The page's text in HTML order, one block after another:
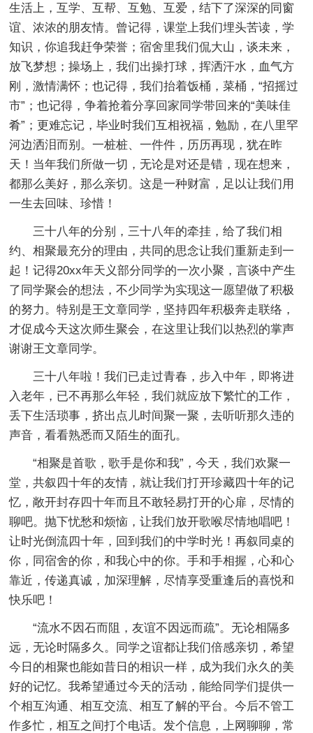
生活上，互学、互帮、互勉、互爱，结下了深深的同窗
谊、浓浓的朋友情。曾记得，课堂上我们埋头苦读，学
知识，你追我赶争荣誉；宿舍里我们侃大山，谈未来，
放飞梦想；操场上，我们出操打球，挥洒汗水，血气方
刚，激情满怀；也记得，我们抬着饭桶，菜桶，“招摇过
市”；也记得，争着抢着分享回家同学带回来的“美味佳
肴”；更难忘记，毕业时我们互相祝福，勉励，在八里罕
河边洒泪而别。一桩桩、一件件，历历再现，犹在昨
天！当年我们所做一切，无论是对还是错，现在想来，
都那么美好，那么亲切。这是一种财富，足以让我们用
一生去回味、珍惜！
三十八年的分别，三十八年的牵挂，给了我们相
约、相聚最充分的理由，共同的思念让我们重新走到一
起！记得20xx年天义部分同学的一次小聚，言谈中产生
了同学聚会的想法，不少同学为实现这一愿望做了积极
的努力。特别是王文章同学，坚持四年积极奔走联络，
才促成今天这次师生聚会，在这里让我们以热烈的掌声
谢谢王文章同学。
三十八年啦！我们已走过青春，步入中年，即将进
入老年，已不再那么年轻，我们就应放下繁忙的工作，
丢下生活琐事，挤出点儿时间聚一聚，去听听那久违的
声音，看看熟悉而又陌生的面孔。
“相聚是首歌，歌手是你和我”，今天，我们欢聚一
堂，共叙四十年的友情，就让我们打开珍藏四十年的记
忆，敞开封存四十年而且不敢轻易打开的心扉，尽情的
聊吧。抛下忧愁和烦恼，让我们放开歌喉尽情地唱吧！
让时光倒流四十年，回到我们的中学时光！再叙同桌的
你，同宿舍的你，和我心中的你。手和手相握，心和心
靠近，传递真诚，加深理解，尽情享受重逢后的喜悦和
快乐吧！
“流水不因石而阻，友谊不因远而疏”。无论相隔多
远，无论时隔多久。同学之谊都让我们倍感亲切，希望
今日的相聚也能如昔日的相识一样，成为我们永久的美
好的记忆。我希望通过今天的活动，能给同学们提供一
个相互沟通、相互交流、相互了解的平台。今后不管工
作多忙，相互之间打个电话。发个信息，上网聊聊，常